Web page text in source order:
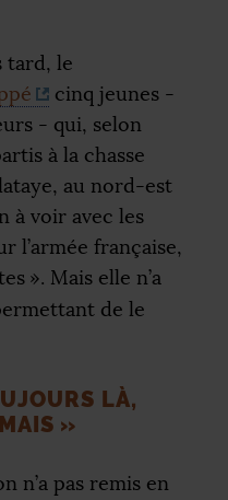
tard, le
cinq jeunes -
- qui, selon
à la chasse
au nord-est
à voir avec les
l’armée française,
». Mais elle n’a
de le
LÀ,
»
n’a pas remis en